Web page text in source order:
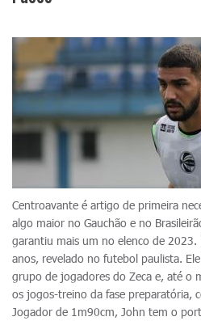
Centroavante é artigo de primeira
algo maior no Gauchão e no
garantiu mais um no elenco de
anos, revelado no futebol paulista.
grupo de jogadores do Zeca e, até o
os jogos-treino da fase preparatória,
Jogador de 1m90cm, John tem o